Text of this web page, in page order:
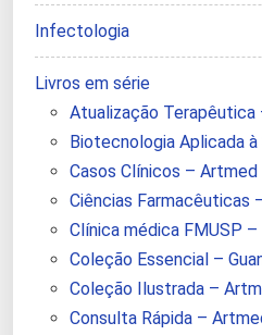
Infectologia
Livros em série
Atualização
Biotecnologia Aplicada
Casos Clínicos – Artmed
Ciências Farmacêuticas
Clínica médica FMUSP
Coleção Essencial –
Coleção Ilustrada –
Consulta Rápida –